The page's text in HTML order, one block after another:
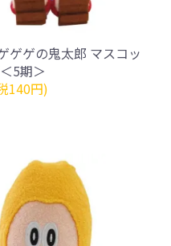
ゲゲの鬼太郎 マスコッ
5期＞
140円)